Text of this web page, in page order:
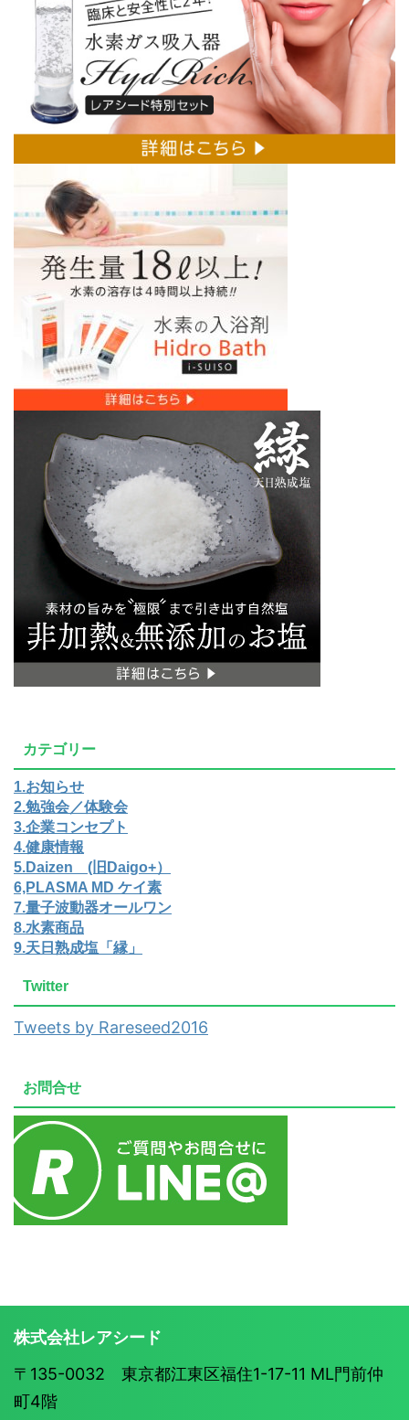
カテゴリー
1.お知らせ
2.勉強会／体験会
3.企業コンセプト
4.健康情報
5.Daizen (旧Daigo+）
6,PLASMA MD ケイ素
7.量子波動器オールワン
8.水素商品
9.天日熟成塩「縁」
Twitter
Tweets by Rareseed2016
お問合せ
株式会社レアシード
〒135-0032 東京都江東区福住1-17-11 ML門前仲
町4階